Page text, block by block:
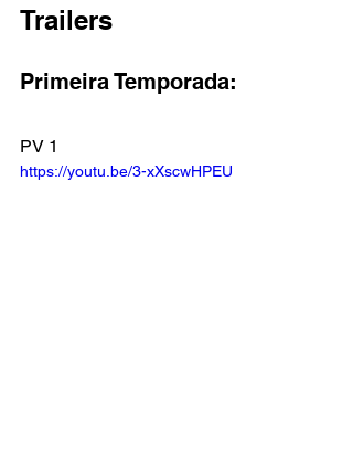
Trailers
Primeira Temporada:
PV 1
https://youtu.be/3-xXscwHPEU